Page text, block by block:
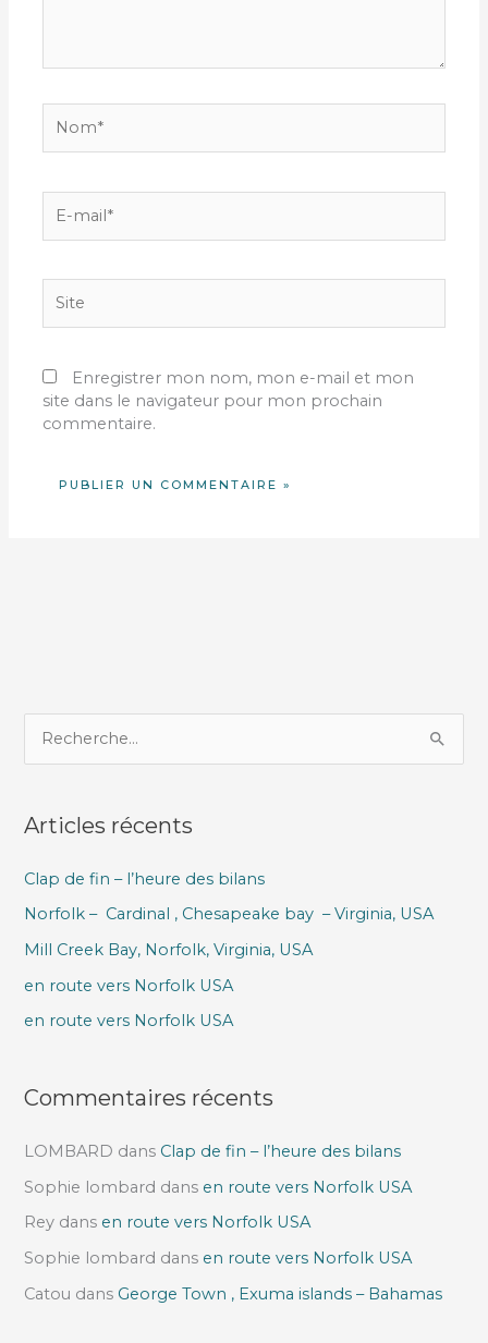
mail*
Enregistrer mon nom, mon e-mail et mon
site dans le navigateur pour mon prochain
commentaire.
e
h
r
c
h
e
Articles récents
Clap de fin – l’heure des bilans
Norfolk – Cardinal , Chesapeake bay – Virginia, USA
Mill Creek Bay, Norfolk, Virginia, USA
en route vers Norfolk USA
en route vers Norfolk USA
Commentaires récents
LOMBARD dans Clap de fin – l’heure des bilans
Sophie lombard dans en route vers Norfolk USA
Rey dans en route vers Norfolk USA
Sophie lombard dans en route vers Norfolk USA
Catou dans George Town , Exuma islands – Bahamas